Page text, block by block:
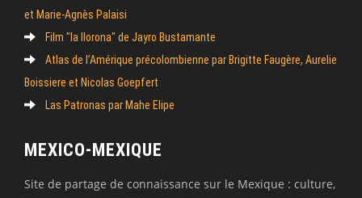
et Marie-Agnès Palaisi
Film "la llorona" de Jayro Bustamante
Atlas de l’Amérique précolombienne par Brigitte Faugère, Aurelie
Boissiere et Nicolas Goepfert
Las Patronas par Mahe Elipe
MEXICO-MEXIQUE
Site de partage de connaissance sur le Mexique : culture,